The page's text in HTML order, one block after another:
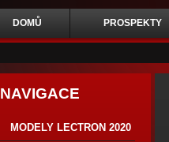
DOMŮ PROSPEKTY
NAVIGACE
MODELY LECTRON 2020